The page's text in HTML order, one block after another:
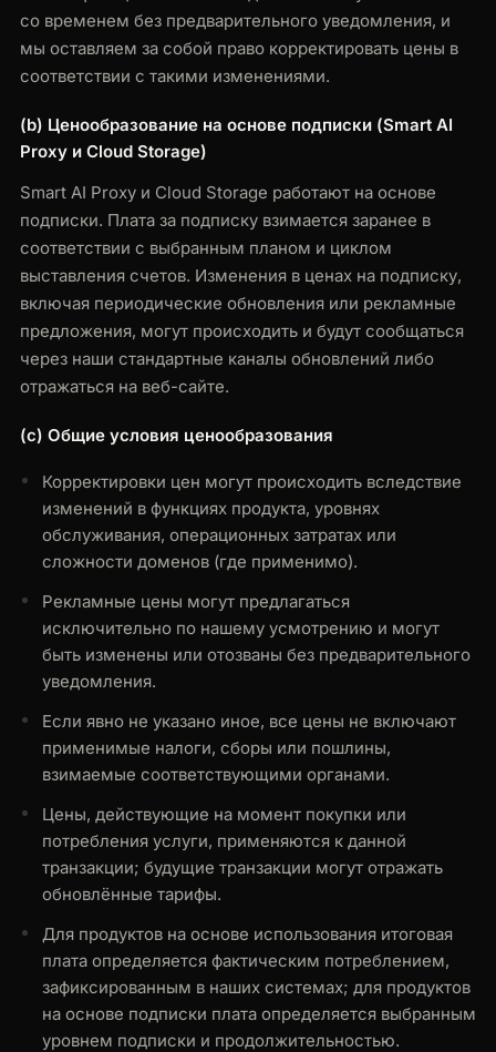
со временем без предварительного уведомления, и
мы оставляем за собой право корректировать цены в
соответствии с такими изменениями.
(b) Ценообразование на основе подписки (Smart AI
Proxy и Cloud Storage)
Smart AI Proxy и Cloud Storage работают на основе
подписки. Плата за подписку взимается заранее в
соответствии с выбранным планом и циклом
выставления счетов. Изменения в ценах на подписку,
включая периодические обновления или рекламные
предложения, могут происходить и будут сообщаться
через наши стандартные каналы обновлений либо
отражаться на веб-сайте.
(c) Общие условия ценообразования
Корректировки цен могут происходить вследствие
изменений в функциях продукта, уровнях
обслуживания, операционных затратах или
сложности доменов (где применимо).
Рекламные цены могут предлагаться
исключительно по нашему усмотрению и могут
быть изменены или отозваны без предварительного
уведомления.
Если явно не указано иное, все цены не включают
применимые налоги, сборы или пошлины,
взимаемые соответствующими органами.
Цены, действующие на момент покупки или
потребления услуги, применяются к данной
транзакции; будущие транзакции могут отражать
обновлённые тарифы.
Для продуктов на основе использования итоговая
плата определяется фактическим потреблением,
зафиксированным в наших системах; для продуктов
на основе подписки плата определяется выбранным
уровнем подписки и продолжительностью.